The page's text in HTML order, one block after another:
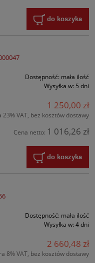
do koszyka
Dostępność: mała ilość
Wysyłka w: 5 dni
1 250,00 zł
23% VAT, bez kosztów dostawy
Cena netto: 1 016,26 zł
do koszyka
Dostępność: mała ilość
Wysyłka w: 4 dni
2 660,48 zł
8% VAT, bez kosztów dostawy